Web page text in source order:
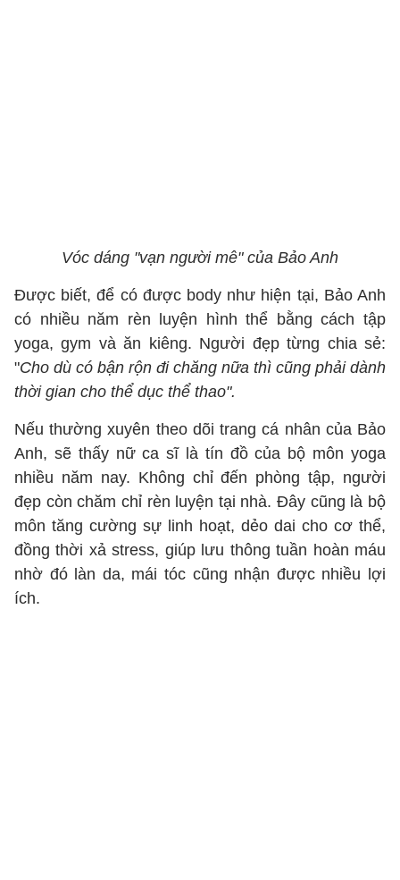
Vóc dáng "vạn người mê" của Bảo Anh
Được biết, để có được body như hiện tại, Bảo Anh
có nhiều năm rèn luyện hình thể bằng cách tập
yoga, gym và ăn kiêng. Người đẹp từng chia sẻ:
"Cho dù có bận rộn đi chăng nữa thì cũng phải dành
thời gian cho thể dục thể thao".
Nếu thường xuyên theo dõi trang cá nhân của Bảo
Anh, sẽ thấy nữ ca sĩ là tín đồ của bộ môn yoga
nhiều năm nay. Không chỉ đến phòng tập, người
đẹp còn chăm chỉ rèn luyện tại nhà. Đây cũng là bộ
môn tăng cường sự linh hoạt, dẻo dai cho cơ thể,
đồng thời xả stress, giúp lưu thông tuần hoàn máu
nhờ đó làn da, mái tóc cũng nhận được nhiều lợi
ích.